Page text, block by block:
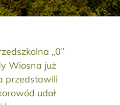
„0”
Wiosna już
przedstawili
udał